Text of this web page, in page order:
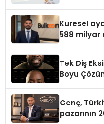
Küresel
588 milyar
Tek Diş
Boyu
Genç,
pazarının